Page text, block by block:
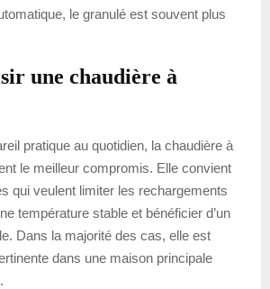
le granulé est souvent plus
une chaudière à
pratique au quotidien, la chaudière à
le meilleur compromis. Elle convient
qui veulent limiter les rechargements
température stable et bénéficier d’un
Dans la majorité des cas, elle est
dans une maison principale